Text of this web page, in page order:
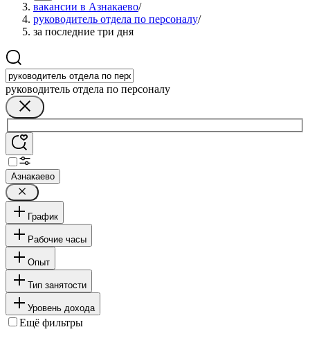
вакансии в Азнакаево/
руководитель отдела по персоналу/
за последние три дня
руководитель отдела по персоналу
Азнакаево
График
Рабочие часы
Опыт
Тип занятости
Уровень дохода
Ещё фильтры